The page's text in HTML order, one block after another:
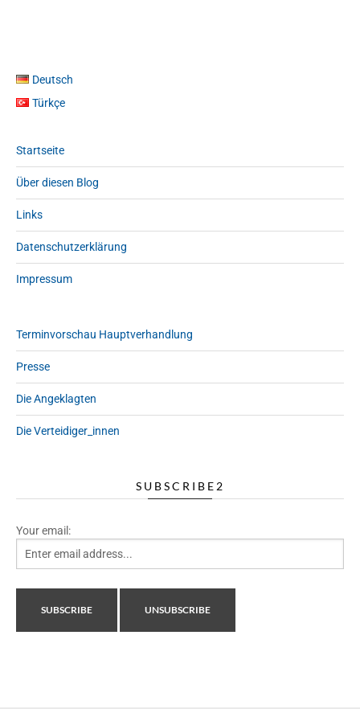
Deutsch
Türkçe
Startseite
Über diesen Blog
Links
Datenschutzerklärung
Impressum
Terminvorschau Hauptverhandlung
Presse
Die Angeklagten
Die Verteidiger_innen
SUBSCRIBE2
Your email: